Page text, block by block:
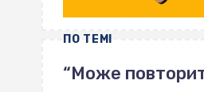
ПО ТЕМІ
“Може